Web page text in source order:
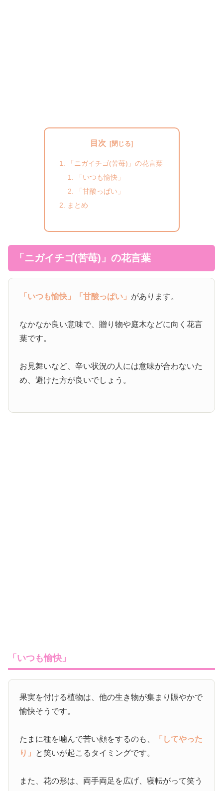
目次
「ニガイチゴ(苦苺)」の花言葉
「いつも愉快」
「甘酸っぱい」
まとめ
「ニガイチゴ(苦苺)」の花言葉
「いつも愉快」 「甘酸っぱい」 があります。
なかなか良い意味で、贈り物や庭木などに向く花言
葉です。
お見舞いなど、辛い状況の人には意味が合わないた
め、避けた方が良いでしょう。
「いつも愉快」
果実を付ける植物は、他の生き物が集まり賑やかで
愉快そうです。
たまに種を噛んで苦い顔をするのも、
「してやった
り」 と笑いが起こるタイミングです。
また、花の形は、両手両足を広げ、寝転がって笑う